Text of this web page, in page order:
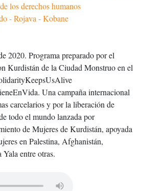
los derechos humanos
- Rojava - Kobane
2020. Programa preparado por el
Kurdistán de la Ciudad Monstruo en el
Una campaña internacional
carcelarios y por la liberación de
todo el mundo lanzada por
de Mujeres de Kurdistán, apoyada
en Palestina, Afghanistán,
entre otras.